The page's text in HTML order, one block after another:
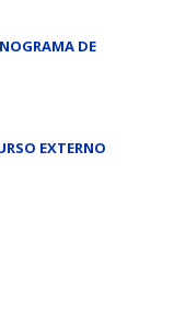
DE
EXTERNO